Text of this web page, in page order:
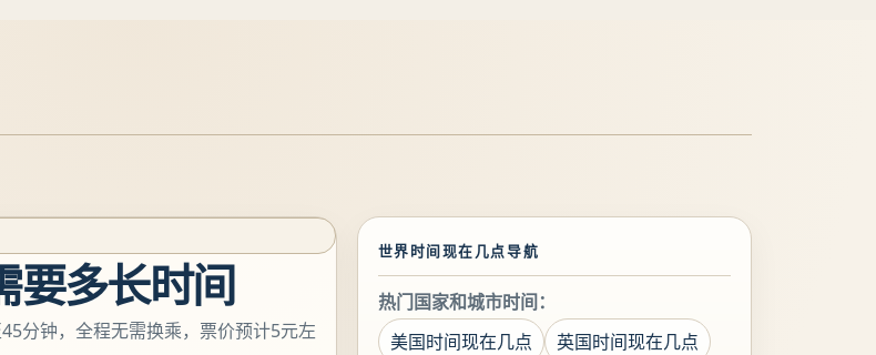
要多长时间
分钟，全程无需换乘，票价预计5元左
世界时间现在几点导航
热门国家和城市时间：
美国时间现在几点
英国时间现在几点